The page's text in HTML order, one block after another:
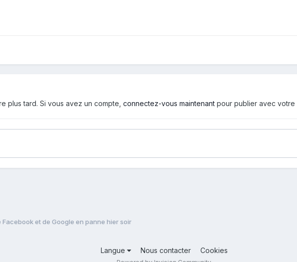
plus tard. Si vous avez un compte, connectez-vous maintenant pour publier avec votre
Facebook et de Google en panne hier soir
Langue Nous contacter Cookies